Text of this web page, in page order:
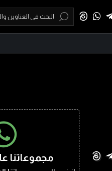
مجموعاتنا